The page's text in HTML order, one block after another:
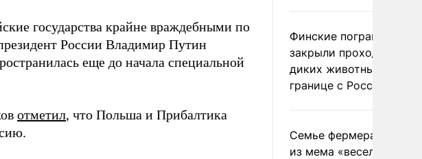
государства крайне враждебными по
России Владимир Путин
еще до начала специальной
отметил, что Польша и Прибалтика
Финские пограничники
закрыли проходы для
диких животных на
границе с Россией
Семье фермера
из мема «веселый